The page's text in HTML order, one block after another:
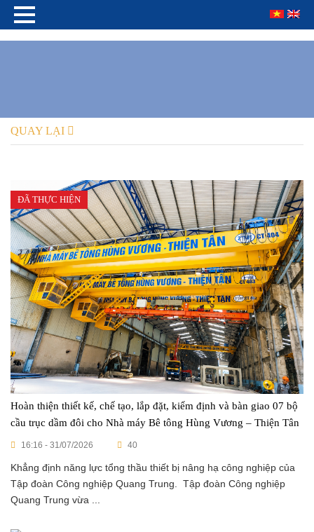
QUAY LẠI
ĐÃ THỰC HIỆN
Hoàn thiện thiết kế, chế tạo, lắp đặt, kiểm định và bàn giao 07 bộ
cầu trục dầm đôi cho Nhà máy Bê tông Hùng Vương – Thiện Tân
16:16 - 31/07/2026 40
Khẳng định năng lực tổng thầu thiết bị nâng hạ công nghiệp của
Tập đoàn Công nghiệp Quang Trung. Tập đoàn Công nghiệp
Quang Trung vừa ...